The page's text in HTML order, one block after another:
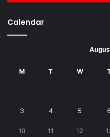
Calendar
M T W
3 4 5
10 11 12